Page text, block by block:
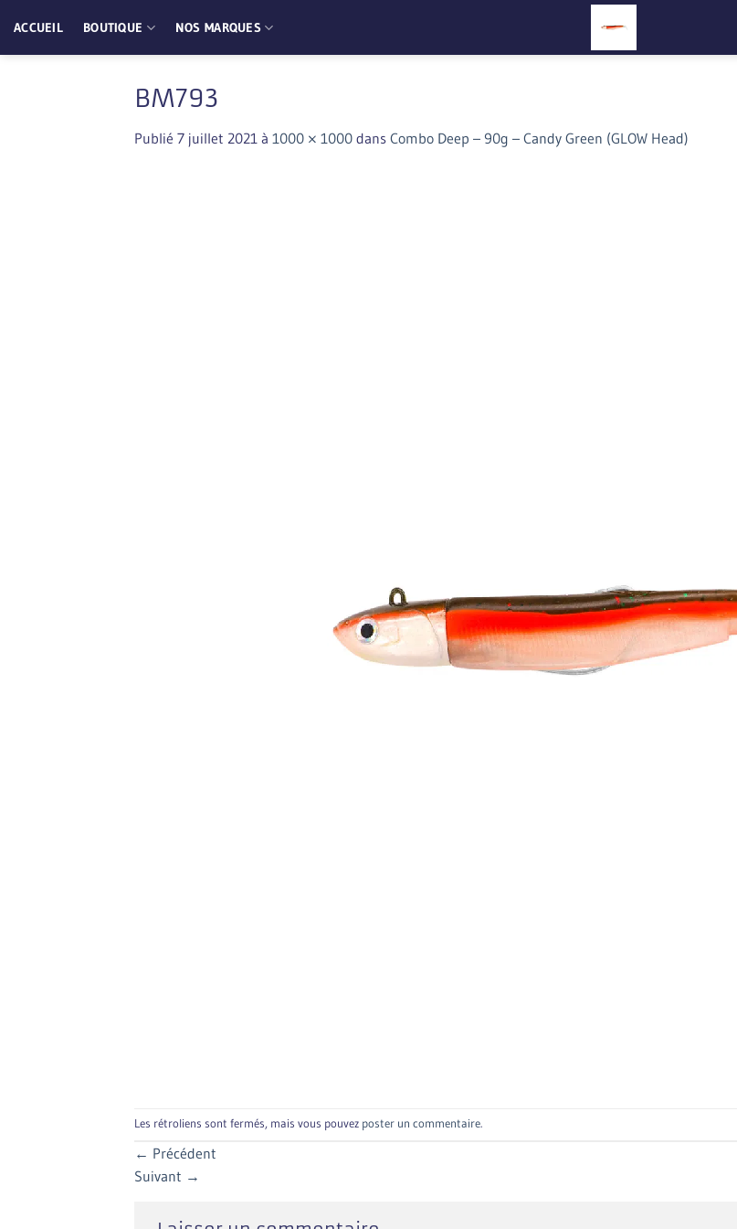
au
contenu
ACCUEIL BOUTIQUE NOS MARQUES
BM793
Publié 7 juillet 2021 à 1000 × 1000 dans Combo Deep – 90g – Candy Green (GLOW Head)
Les rétroliens sont fermés, mais vous pouvez poster un commentaire.
← Précédent
Suivant →